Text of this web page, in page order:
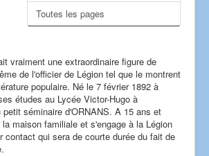
Toutes les pages
vraiment une extraordinaire figure de
de l'officier de Légion tel que le montrent
populaire. Né le 7 février 1892 à
études au Lycée Victor-Hugo à
petit séminaire d'ORNANS. A 15 ans et
maison familiale et s'engage à la Légion
contact qui sera de courte durée du fait de